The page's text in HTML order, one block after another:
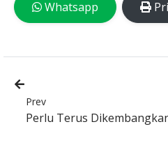
Whatsapp
Prev
Perlu Terus